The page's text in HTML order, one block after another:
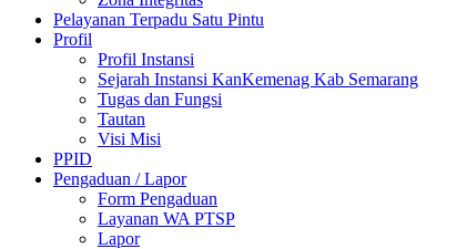
Pelayanan Terpadu Satu Pintu
Profil
Profil Instansi
Sejarah Instansi KanKemenag Kab Semarang
Tugas dan Fungsi
Tautan
Visi Misi
PPID
Pengaduan / Lapor
Form Pengaduan
Layanan WA PTSP
Lapor